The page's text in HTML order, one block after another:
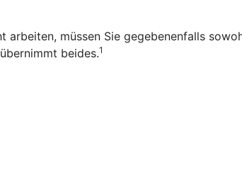
müssen Sie gegebenenfalls
beides.1